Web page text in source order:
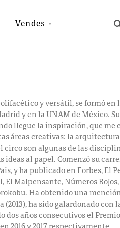
Vendes
y versátil, se formó en
y en la UNAM de México.
llegue la inspiración, que me
áreas creativas: la
circo son algunas de las
ideas al papel. Comenzó su
y ha publicado en Forbes, El
Malpensante, Números
Ha obtenido una
ha sido galardonado con
dos años consecutivos el